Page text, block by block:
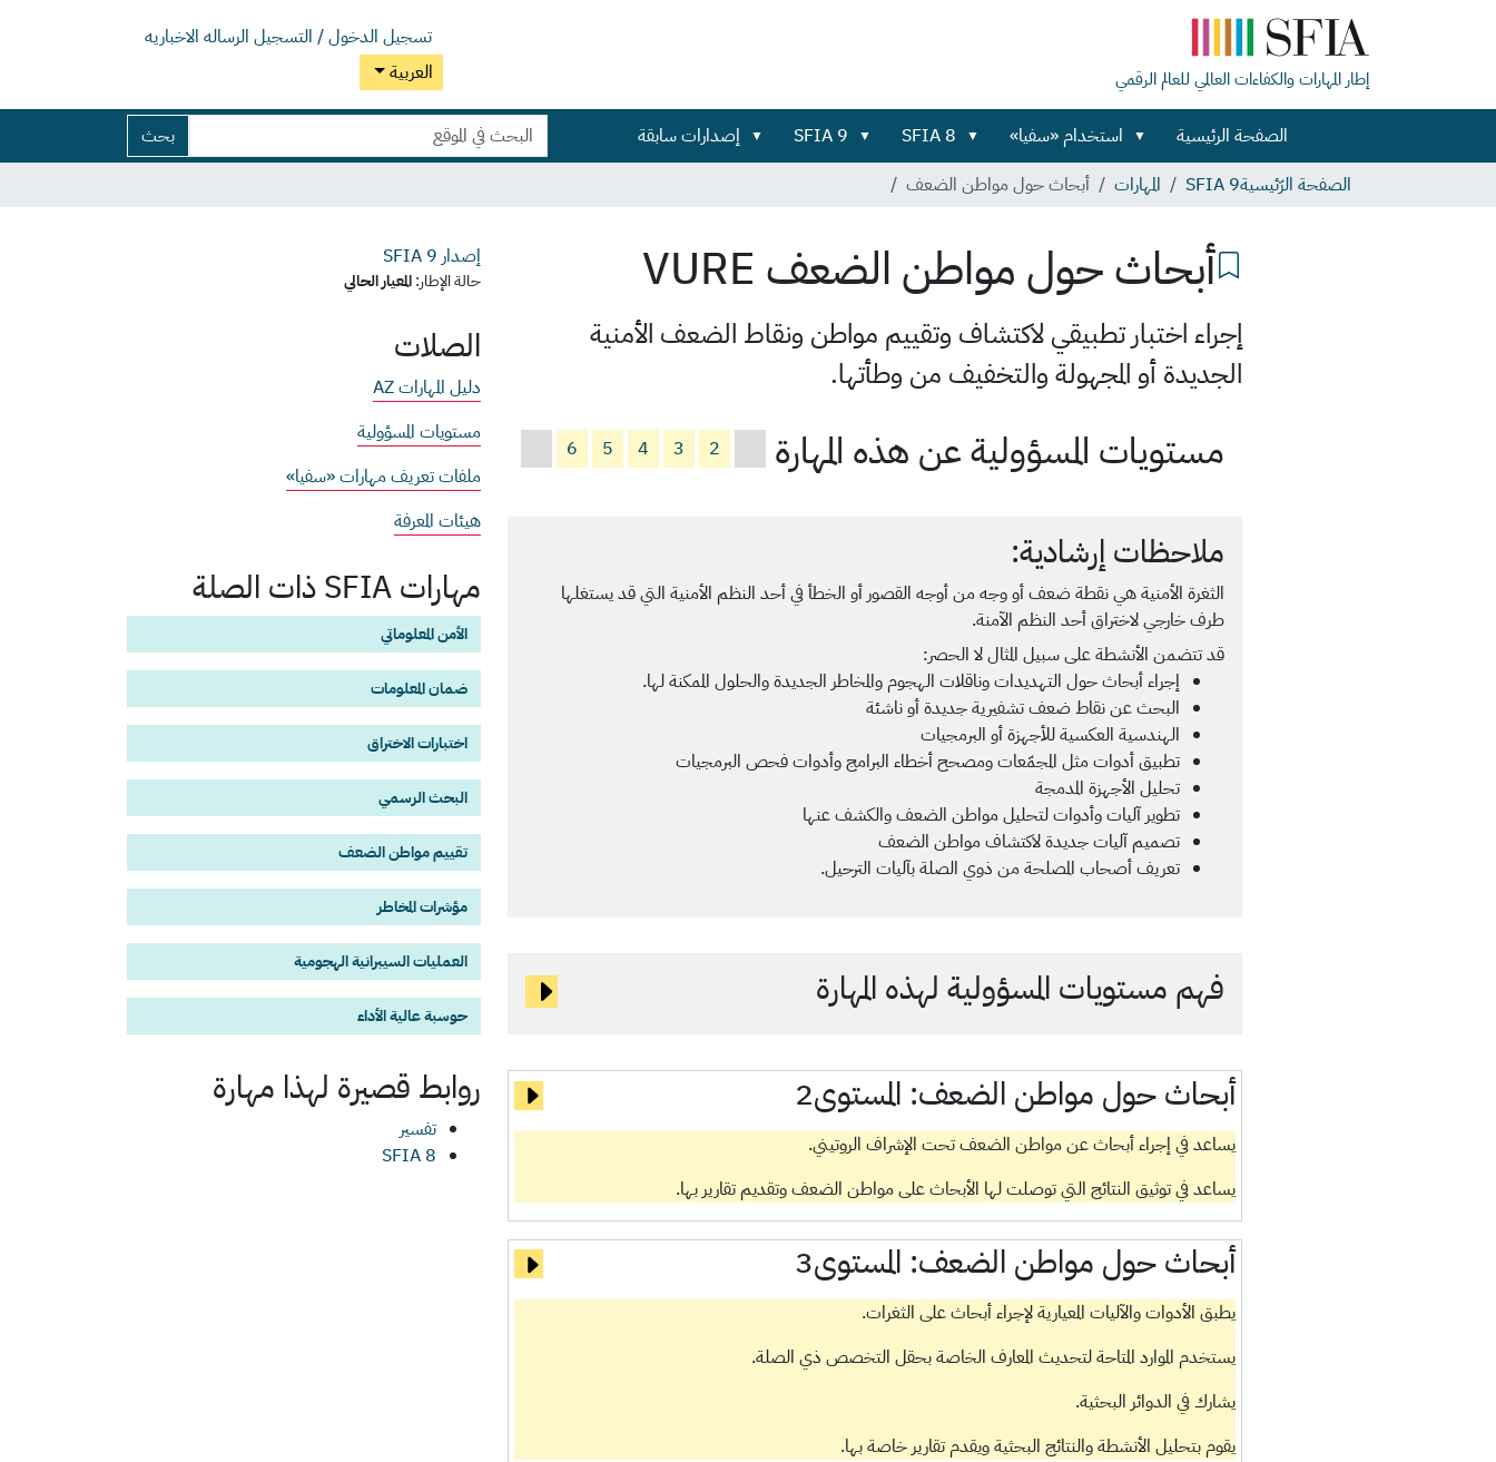
تسجيل الدخول / التسجيل الرساله الاخباريه
العربية
إطار المهارات والكفاءات العالمي للعالم الرقمي
الصفحة الرئيسية استخدام «سفيا» SFIA 8
SFIA 9 إصدارات سابقة
بحث
في
بحث
بحث
تفصيلي...
الصفحة الرّئيسيةSFIA 9 المهارات أبحاث حول مواطن الضعف
أبحاث حول مواطن الضعف VURE
إجراء اختبار تطبيقي لاكتشاف وتقييم مواطن ونقاط الضعف الأمنية
الجديدة أو المجهولة والتخفيف من وطأتها.
مستويات المسؤولية عن هذه المهارة 2
3
4
5
6
ملاحظات إرشادية:
الثغرة الأمنية هي نقطة ضعف أو وجه من أوجه القصور أو الخطأ في أحد النظم الأمنية التي قد يستغلها
طرف خارجي لاختراق أحد النظم الآمنة.
قد تتضمن الأنشطة على سبيل المثال لا الحصر:
إجراء أبحاث حول التهديدات وناقلات الهجوم والمخاطر الجديدة والحلول الممكنة لها.
البحث عن نقاط ضعف تشفيرية جديدة أو ناشئة
الهندسية العكسية للأجهزة أو البرمجيات
تطبيق أدوات مثل المجمّعات ومصحح أخطاء البرامج وأدوات فحص البرمجيات
تحليل الأجهزة المدمجة
تطوير آليات وأدوات لتحليل مواطن الضعف والكشف عنها
تصميم آليات جديدة لاكتشاف مواطن الضعف
تعريف أصحاب المصلحة من ذوي الصلة بآليات الترحيل.
فهم مستويات المسؤولية لهذه المهارة
أبحاث حول مواطن الضعف: المستوى2
يساعد في إجراء أبحاث عن مواطن الضعف تحت الإشراف الروتيني.
يساعد في توثيق النتائج التي توصلت لها الأبحاث على مواطن الضعف وتقديم تقارير بها.
أبحاث حول مواطن الضعف: المستوى3
يطبق الأدوات والآليات المعيارية لإجراء أبحاث على الثغرات.
يستخدم الموارد المتاحة لتحديث المعارف الخاصة بحقل التخصص ذي الصلة.
يشارك في الدوائر البحثية.
يقوم بتحليل الأنشطة والنتائج البحثية ويقدم تقارير خاصة بها.
إصدار SFIA 9
حالة الإطار:المعيار الحالي
الصلات
دليل المهارات AZ
مستويات المسؤولية
ملفات تعريف مهارات «سفيا»
هيئات المعرفة
مهارات SFIA ذات الصلة
الأمن المعلوماتي
ضمان المعلومات
اختبارات الاختراق
البحث الرسمي
تقييم مواطن الضعف
مؤشرات المخاطر
العمليات السيبرانية الهجومية
حوسبة عالية الأداء
روابط قصيرة لهذا مهارة
تفسير
SFIA 8